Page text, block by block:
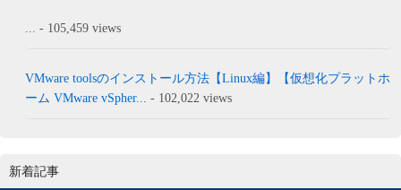
- 105,459 views
VMware toolsのインストール方法【Linux編】【仮想化プラットホ
ーム VMware vSpher... - 102,022 views
新着記事